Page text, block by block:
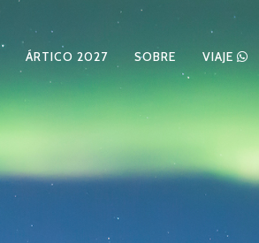
ÁRTICO 2027 SOBRE VIAJE